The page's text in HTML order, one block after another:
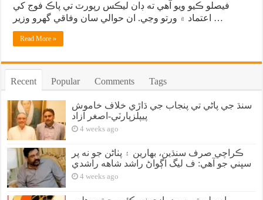
فيصلو ڪيو ويو آهي ته ڊان ليڪس رپورٽ تي پاڪ فوج کي
اعتماد ۾ ورتو وڃي. ان حوالي سان وفاقي گهرو وزير …
Read More »
Recent Popular Comments Tags
سنڌ جي پاڻي تي پنجاب جي ڌاڙي خلاف خاموش
پيپلزپارٽي-اصغر آزاد
4 weeks ago
ڪراچي صرف سنڌين، بهارين ۽ پٺاڻن جو نه پر
سڀني جو آهي: ف ليگ اڳواڻ راشد شاهه راشدي
4 weeks ago